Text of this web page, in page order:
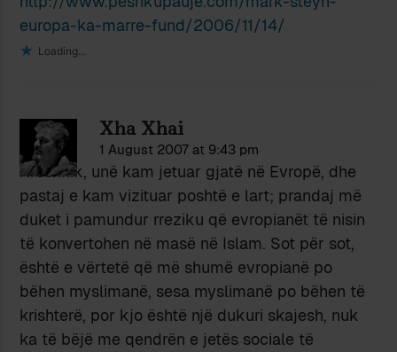
europa-ka-marre-fund/2006/11/14/
Loading...
Xha Xhai
1 August 2007 at 9:43 pm
Kreshnik, unë kam jetuar gjatë në Evropë, dhe
pastaj e kam vizituar poshtë e lart; prandaj më
duket i pamundur rreziku që evropianët të nisin
të konvertohen në masë në Islam. Sot për sot,
është e vërtetë që më shumë evropianë po
bëhen myslimanë, sesa myslimanë po bëhen të
krishterë, por kjo është një dukuri skajesh, nuk
ka të bëjë me qendrën e jetës sociale të